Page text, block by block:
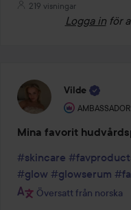
219 visningar
Logga in för
Vilde
AMBASSADOR
Användarens
Mina favorit
#skincare
#glow #glowserum
Översatt från norska